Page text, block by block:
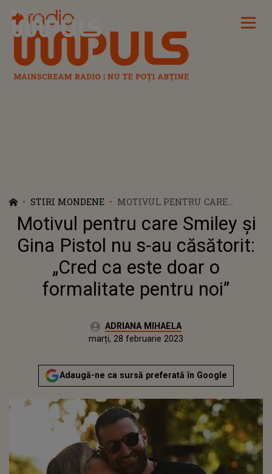
Radio Impuls
STIRI MONDENE
MOTIVUL PENTRU CARE
SMILEY ȘI GINA PISTOL NU S-
AU CĂSĂTORIT: „CRED CA ESTE
DOAR O FORMALITATE PENTRU
NOI”
Motivul pentru care Smiley și
Gina Pistol nu s-au căsătorit:
„Cred ca este doar o
formalitate pentru noi”
Autor:ADRIANA MIHAELA
luni, 28 februarie 2022Actualizat:
marți, 28 februarie 2023
Adaugă-ne ca sursă preferată în Google